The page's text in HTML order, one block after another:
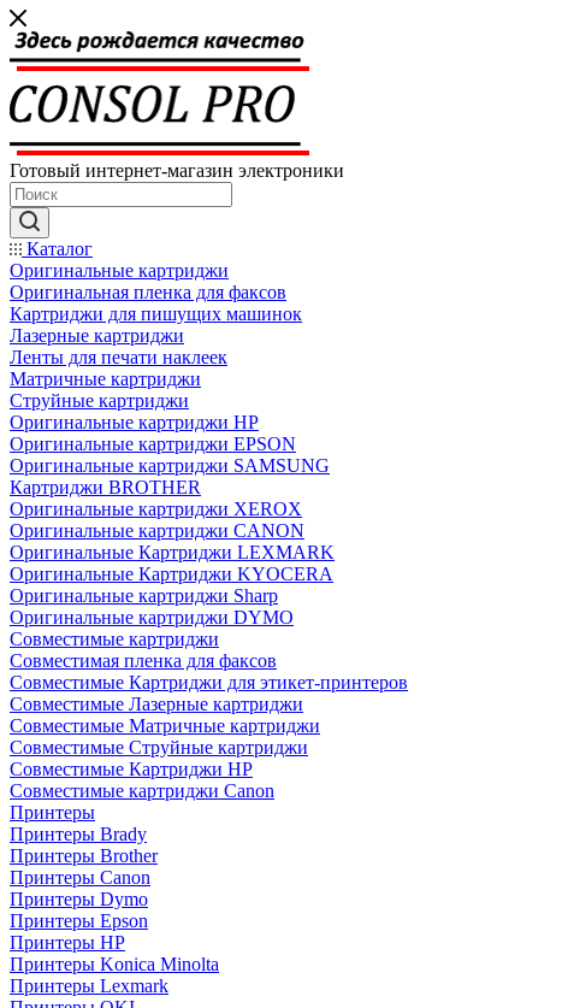
Готовый интернет-магазин электроники
Каталог
Оригинальные картриджи
Оригинальная пленка для факсов
Картриджи для пишущих машинок
Лазерные картриджи
Ленты для печати наклеек
Матричные картриджи
Струйные картриджи
Оригинальные картриджи HP
Оригинальные картриджи EPSON
Оригинальные картриджи SAMSUNG
Картриджи BROTHER
Оригинальные картриджи XEROX
Оригинальные картриджи CANON
Оригинальные Картриджи LEXMARK
Оригинальные Картриджи KYOCERA
Оригинальные картриджи Sharp
Оригинальные картриджи DYMO
Совместимые картриджи
Совместимая пленка для факсов
Совместимые Картриджи для этикет-принтеров
Совместимые Лазерные картриджи
Совместимые Матричные картриджи
Совместимые Струйные картриджи
Совместимые Картриджи HP
Совместимые картриджи Canon
Принтеры
Принтеры Brady
Принтеры Brother
Принтеры Canon
Принтеры Dymo
Принтеры Epson
Принтеры HP
Принтеры Konica Minolta
Принтеры Lexmark